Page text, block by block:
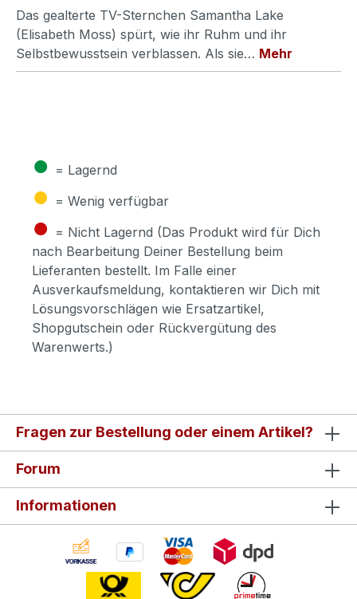
Das gealterte TV-Sternchen Samantha Lake
(Elisabeth Moss) spürt, wie ihr Ruhm und ihr
Selbstbewusstsein verblassen. Als sie… Mehr
● = Lagernd
● = Wenig verfügbar
● = Nicht Lagernd (Das Produkt wird für Dich
nach Bearbeitung Deiner Bestellung beim
Lieferanten bestellt. Im Falle einer
Ausverkaufsmeldung, kontaktieren wir Dich mit
Lösungsvorschlägen wie Ersatzartikel,
Shopgutschein oder Rückvergütung des
Warenwerts.)
Fragen zur Bestellung oder einem Artikel?
Forum
Informationen